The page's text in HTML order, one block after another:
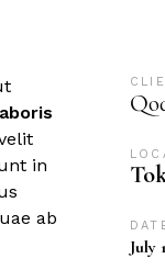
in
ab
July